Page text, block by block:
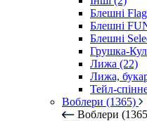
Блешні
Блешні
Блешні
Грушка-
Лижа (22)
Лижа,
Тейл-
Воблери (1365)
Воблери